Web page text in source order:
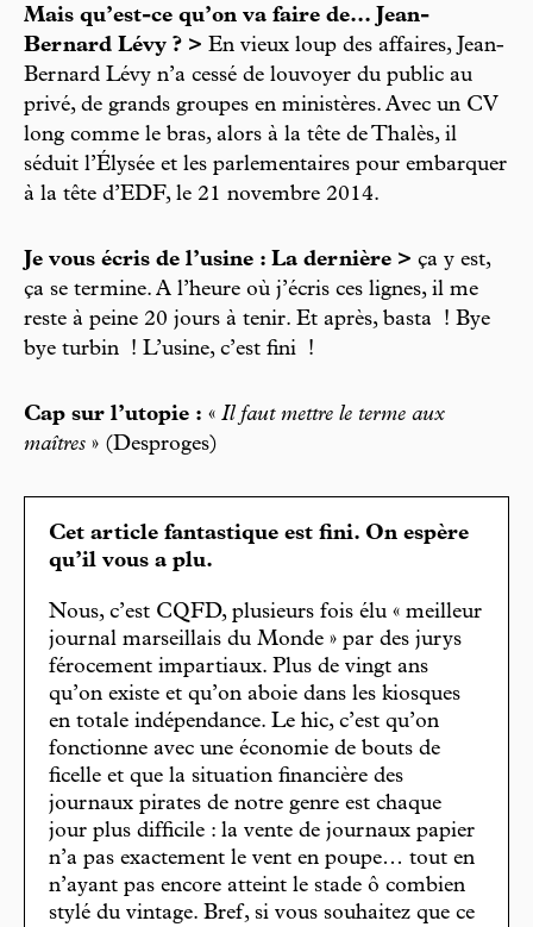
Mais qu’est-ce qu’on va faire de... Jean-
Bernard Lévy ? > En vieux loup des affaires, Jean-
Bernard Lévy n’a cessé de louvoyer du public au
privé, de grands groupes en ministères. Avec un CV
long comme le bras, alors à la tête de Thalès, il
séduit l’Élysée et les parlementaires pour embarquer
à la tête d’EDF, le 21 novembre 2014.
Je vous écris de l’usine : La dernière > ça y est,
ça se termine. A l’heure où j’écris ces lignes, il me
reste à peine 20 jours à tenir. Et après, basta ! Bye
bye turbin ! L’usine, c’est fini !
Cap sur l’utopie : « Il faut mettre le terme aux
maîtres » (Desproges)
Cet article fantastique est fini. On espère
qu’il vous a plu.
Nous, c’est CQFD, plusieurs fois élu « meilleur
journal marseillais du Monde » par des jurys
férocement impartiaux. Plus de vingt ans
qu’on existe et qu’on aboie dans les kiosques
en totale indépendance. Le hic, c’est qu’on
fonctionne avec une économie de bouts de
ficelle et que la situation financière des
journaux pirates de notre genre est chaque
jour plus difficile : la vente de journaux papier
n’a pas exactement le vent en poupe… tout en
n’ayant pas encore atteint le stade ô combien
stylé du vintage. Bref, si vous souhaitez que ce